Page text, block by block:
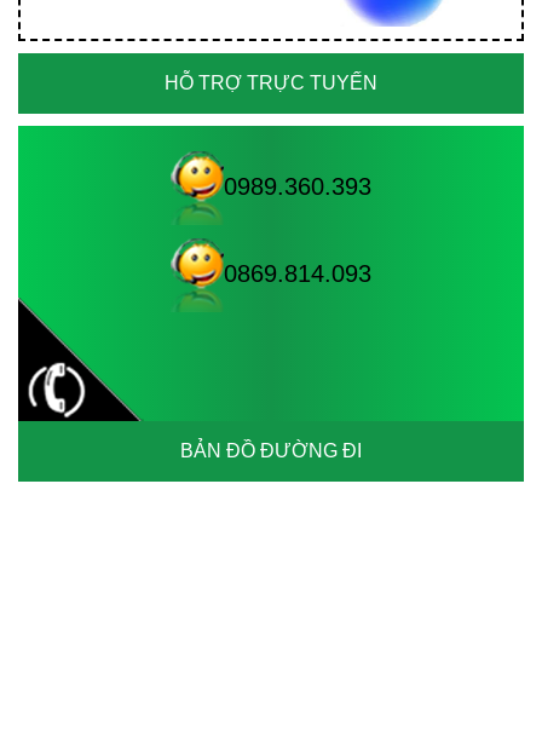
HỖ TRỢ TRỰC TUYẾN
0989.360.393
0869.814.093
BẢN ĐỒ ĐƯỜNG ĐI